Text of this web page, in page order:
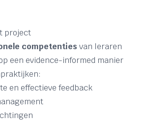
project
competenties van leraren
een evidence-informed manier
en effectieve feedback